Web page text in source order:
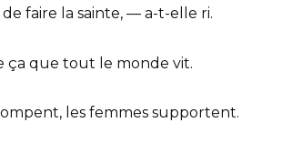
faire la sainte, — a-t-elle ri.
ça que tout le monde vit.
les femmes supportent.